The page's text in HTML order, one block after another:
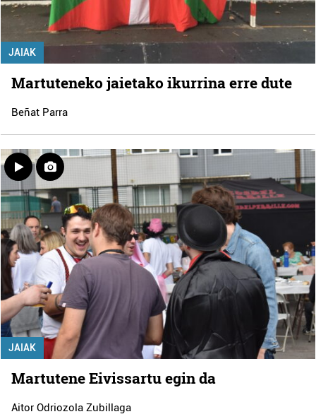
JAIAK
Martuteneko jaietako ikurrina erre dute
Beñat Parra
JAIAK
Martutene Eivissartu egin da
Aitor Odriozola Zubillaga